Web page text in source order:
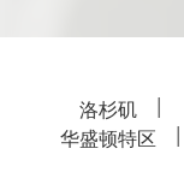
洛杉矶
华盛顿特区